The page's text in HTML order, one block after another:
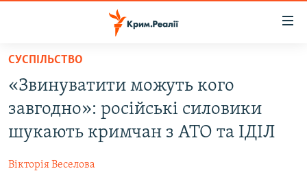
Перейти
основного
матеріалу
до
основної
навігації
ВОДА.КРИМ
БЛОГИ
СУСПІЛЬСТВО
«Звинуватити можуть кого
завгодно»: російські силовики
шукають кримчан з АТО та ІДІЛ
Вікторія Веселова